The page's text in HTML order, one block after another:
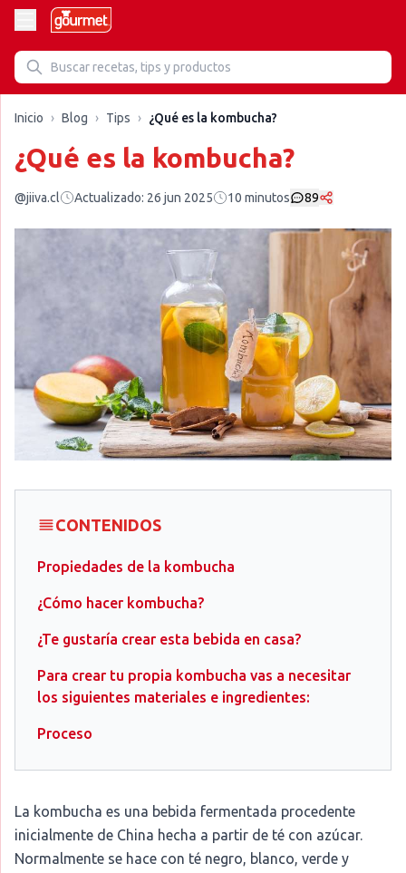
Inicio › Blog › Tips › ¿Qué es la kombucha?
¿Qué es la kombucha?
@jiiva.cl Actualizado: 26 jun 2025 10 minutos 89
CONTENIDOS
Propiedades de la kombucha
¿Cómo hacer kombucha?
¿Te gustaría crear esta bebida en casa?
Para crear tu propia kombucha vas a necesitar
los siguientes materiales e ingredientes:
Proceso
La kombucha es una bebida fermentada procedente
inicialmente de China hecha a partir de té con azúcar.
Normalmente se hace con té negro, blanco, verde y